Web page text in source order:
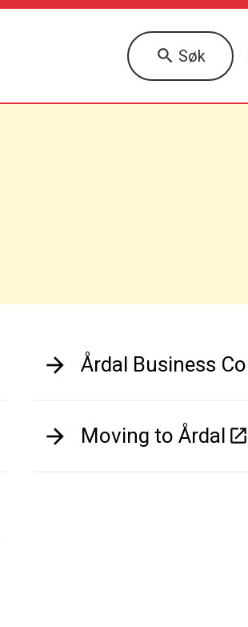
Søk
Årdal Business
Moving to Årdal